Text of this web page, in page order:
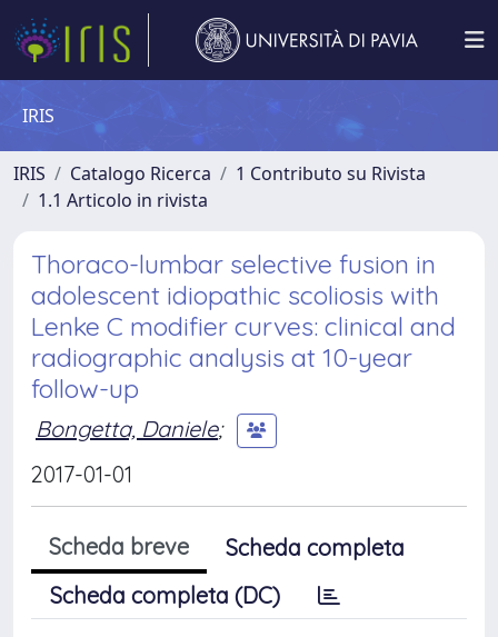
IRIS
IRIS Catalogo Ricerca
1 Contributo su Rivista
1.1 Articolo in rivista
Thoraco-lumbar selective fusion in
adolescent idiopathic scoliosis with
Lenke C modifier curves: clinical and
radiographic analysis at 10-year
follow-up
Bongetta, Daniele;
2017-01-01
Scheda breve
Scheda completa
Scheda completa (DC)